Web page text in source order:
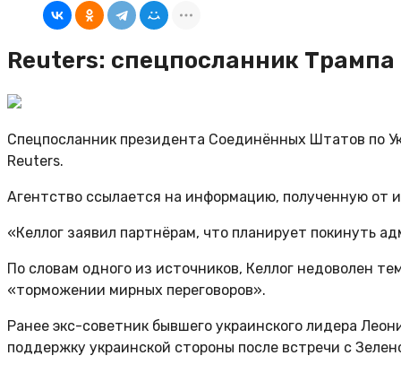
Reuters: спецпосланник Трампа
Спецпосланник президента Соединённых Штатов по
Reuters.
Агентство ссылается на информацию, полученную от
«Келлог заявил партнёрам, что планирует покинуть
По словам одного из источников, Келлог недоволен
«торможении мирных переговоров».
Ранее экс-советник бывшего украинского лидера
поддержку украинской стороны после встречи с